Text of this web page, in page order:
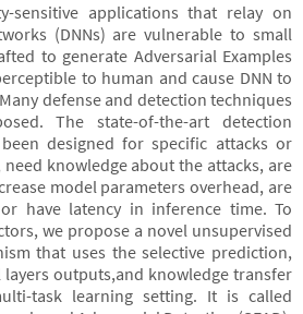
sensitive applications that relay on
(DNNs) are vulnerable to small
to generate Adversarial Examples
to human and cause DNN to
defense and detection techniques
The state-of-the-art detection
designed for specific attacks or
knowledge about the attacks, are
model parameters overhead, are
have latency in inference time. To
we propose a novel unsupervised
that uses the selective prediction,
layers outputs,and knowledge transfer
task learning setting. It is called